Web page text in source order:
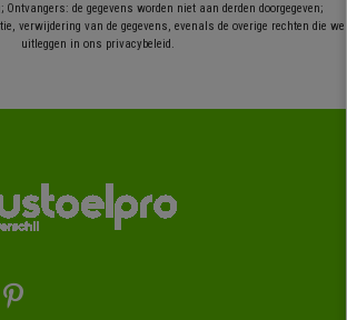
de gegevens worden niet aan derden doorgegeven;
verwijdering van de gegevens, evenals de overige rechten die we
uitleggen in ons privacybeleid.